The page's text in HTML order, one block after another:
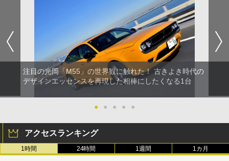
注目の光岡「M55」の世界観に触れた！ 古きよき時代の
デザインエッセンスを再現した相棒にしたくなる1台
● ● ● ● ●
アクセスランキング
1時間 24時間 1週間 1カ月